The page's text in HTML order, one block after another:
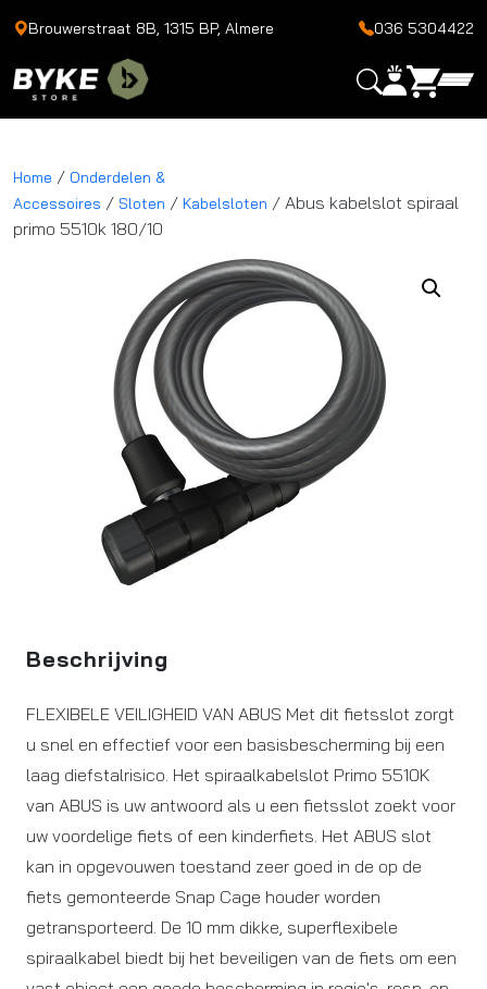
Brouwerstraat 8B, 1315 BP, Almere 036 5304422
Home / Onderdelen &
Accessoires / Sloten / Kabelsloten / Abus kabelslot spiraal
primo 5510k 180/10
Beschrijving
FLEXIBELE VEILIGHEID VAN ABUS Met dit fietsslot zorgt
u snel en effectief voor een basisbescherming bij een
laag diefstalrisico. Het spiraalkabelslot Primo 5510K
van ABUS is uw antwoord als u een fietsslot zoekt voor
uw voordelige fiets of een kinderfiets. Het ABUS slot
kan in opgevouwen toestand zeer goed in de op de
fiets gemonteerde Snap Cage houder worden
getransporteerd. De 10 mm dikke, superflexibele
spiraalkabel biedt bij het beveiligen van de fiets om een